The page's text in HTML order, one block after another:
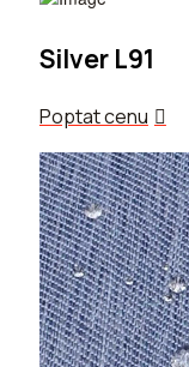
Silver L91
Poptat cenu